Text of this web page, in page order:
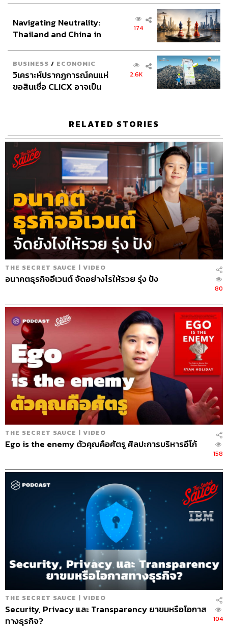
TAGS: นครินทร์ เคน
The Standard Podcast
60
ABOUT THE HOST
นครินทร์ วนกิจไพบูลย์
บรรณาธิการบริหาร สำนักข่าว THE
STANDARD วิทยากรด้านสื่อและการทำคอน
อินโดนีเซีย
Navigating Neutrality:
Thailand and China in
174
BUSINESS / ECONOMIC
วิเคราะห์ปรากฏการณ์คนแห่
ขอสินเชื่อ CLICX อาจเป็น
2.6K
RELATED STORIES
THE SECRET SAUCE | VIDEO
อนาคตธุรกิจอีเวนต์ จัดอย่างไรให้รวย รุ่ง ปัง
80
THE SECRET SAUCE | VIDEO
Ego is the enemy ตัวคุณคือศัตรู ศิลปะการบริหารอีโก้
158
THE SECRET SAUCE | VIDEO
Security, Privacy และ Transparency ยาขมหรือโอกาส
ทางธุรกิจ?
104